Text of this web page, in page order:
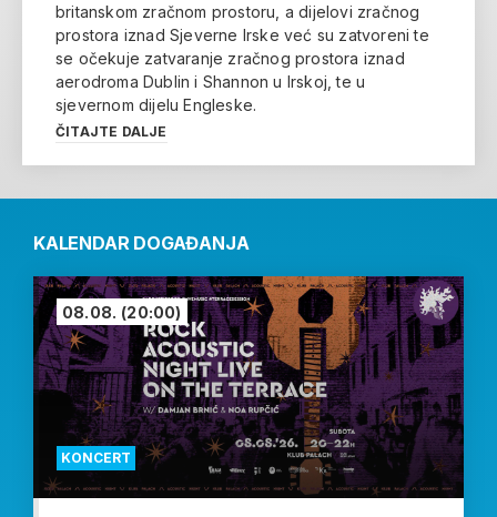
britanskom zračnom prostoru, a dijelovi zračnog
prostora iznad Sjeverne Irske već su zatvoreni te
se očekuje zatvaranje zračnog prostora iznad
aerodroma Dublin i Shannon u Irskoj, te u
sjevernom dijelu Engleske.
ČITAJTE DALJE
KALENDAR DOGAĐANJA
KONCERT
08.08. (20:00)